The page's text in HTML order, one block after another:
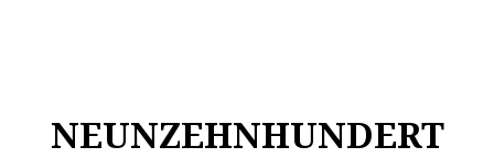
NEUNZEHNHUNDERT